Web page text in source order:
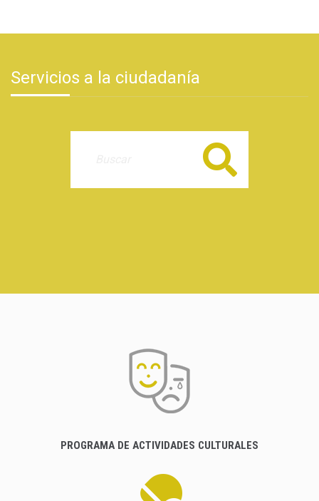
Servicios a la ciudadanía
Buscar
PROGRAMA DE ACTIVIDADES CULTURALES